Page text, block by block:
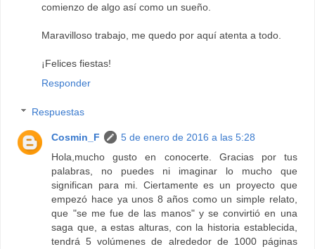
comienzo de algo así como un sueño.
Maravilloso trabajo, me quedo por aquí atenta a todo.
¡Felices fiestas!
Responder
Respuestas
Cosmin_F
5 de enero de 2016 a las 5:28
Hola,mucho gusto en conocerte. Gracias por tus
palabras, no puedes ni imaginar lo mucho que
significan para mi. Ciertamente es un proyecto que
empezó hace ya unos 8 años como un simple relato,
que "se me fue de las manos" y se convirtió en una
saga que, a estas alturas, con la historia establecida,
tendrá 5 volúmenes de alrededor de 1000 páginas